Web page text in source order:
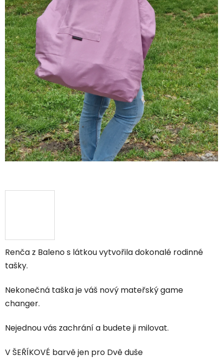
Renča z Baleno s látkou vytvořila dokonalé rodinné
tašky.
Nekonečná taška je váš nový mateřský game
changer.
Nejednou vás zachrání a budete ji milovat.
V ŠEŘÍKOVÉ barvě jen pro Dvě duše